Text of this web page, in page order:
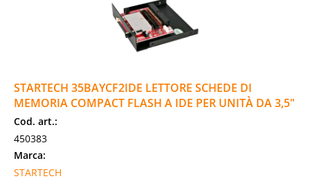
STARTECH 35BAYCF2IDE LETTORE SCHEDE DI
MEMORIA COMPACT FLASH A IDE PER UNITÀ DA 3,5"
Cod. art.:
450383
Marca:
STARTECH